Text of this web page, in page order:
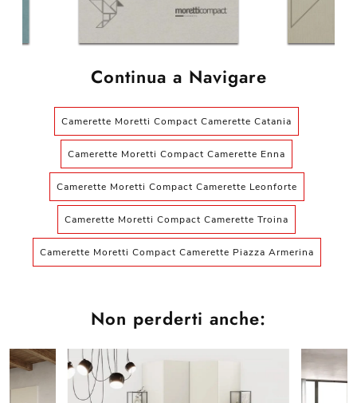
Continua a Navigare
Camerette Moretti Compact Camerette Catania
Camerette Moretti Compact Camerette Enna
Camerette Moretti Compact Camerette Leonforte
Camerette Moretti Compact Camerette Troina
Camerette Moretti Compact Camerette Piazza Armerina
Non perderti anche: